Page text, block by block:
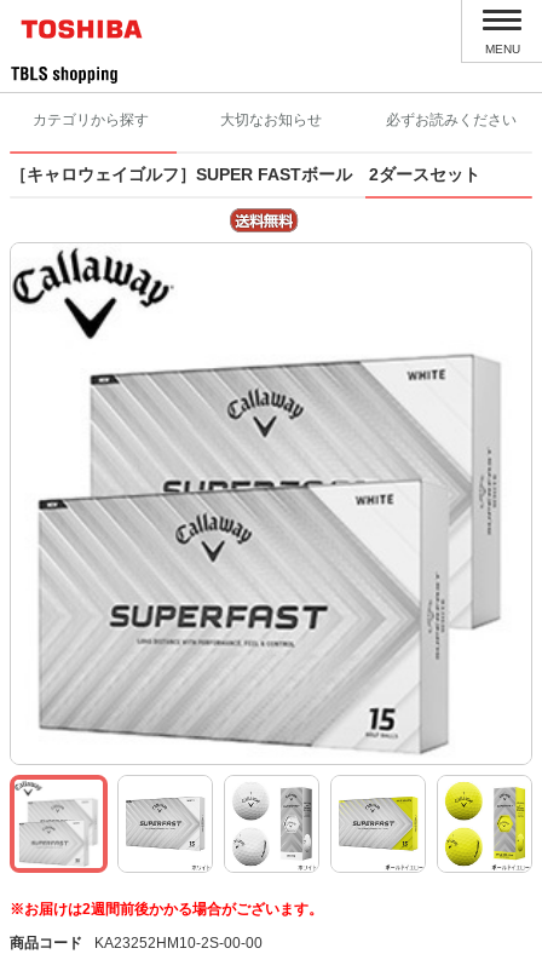
MENU
カテゴリから探す 大切なお知らせ 必ずお読みください
［キャロウェイゴルフ］SUPER FASTボール 2ダースセット
※お届けは2週間前後かかる場合がございます。
商品コード
KA23252HM10-2S-00-00